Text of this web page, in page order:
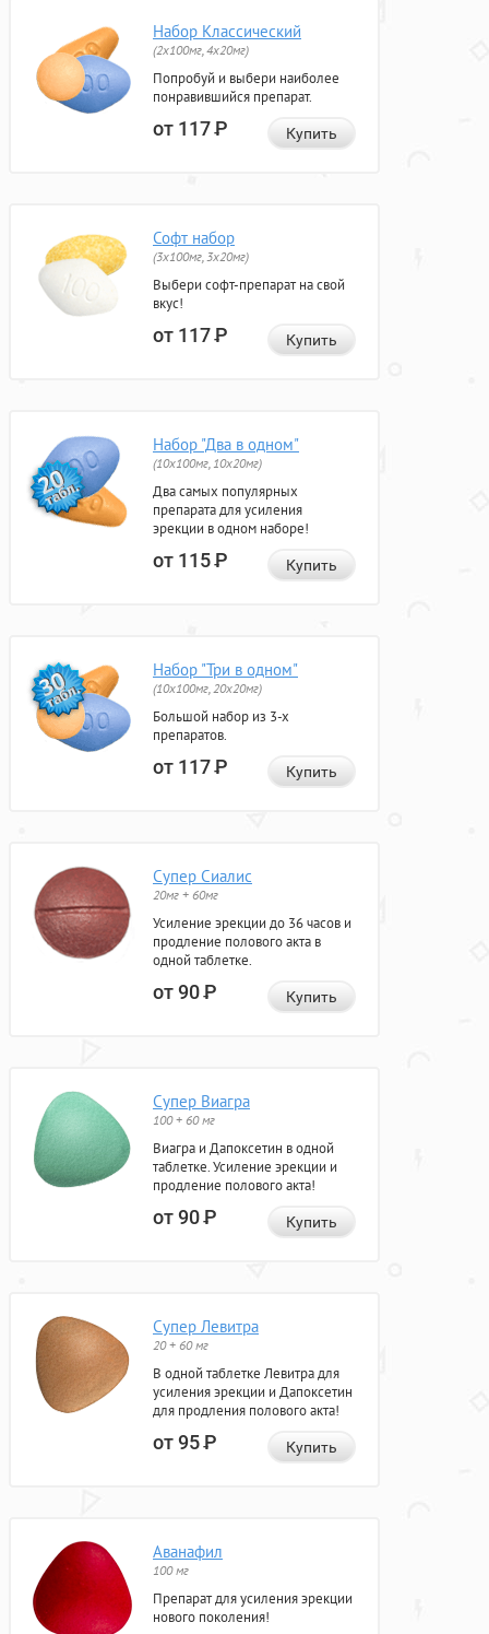
Набор Классический
(2x100мг, 4x20мг)
Попробуй и выбери наиболее
понравившийся препарат.
от 117Р Купить
Софт набор
(3x100мг, 3x20мг)
Выбери софт-препарат на свой
вкус!
от 117Р Купить
Набор "Два в одном"
(10x100мг, 10x20мг)
Два самых популярных
препарата для усиления
эрекции в одном наборе!
от 115Р Купить
Набор "Три в одном"
(10x100мг, 20x20мг)
Большой набор из 3-х
препаратов.
от 117Р Купить
Супер Сиалис
20мг + 60мг
Усиление эрекции до 36 часов и
продление полового акта в
одной таблетке.
от 90Р Купить
Супер Виагра
100 + 60 мг
Виагра и Дапоксетин в одной
таблетке. Усиление эрекции и
продление полового акта!
от 90Р Купить
Супер Левитра
20 + 60 мг
В одной таблетке Левитра для
усиления эрекции и Дапоксетин
для продления полового акта!
от 95Р Купить
Аванафил
100 мг
Препарат для усиления эрекции
нового поколения!